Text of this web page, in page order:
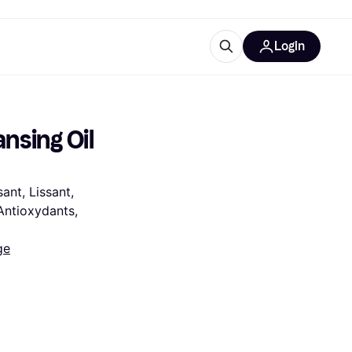
Login
Oil
Lissant,